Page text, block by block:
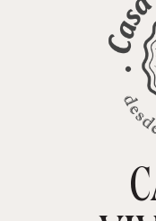
TIENDA